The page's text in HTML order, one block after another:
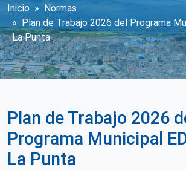
Sobrescribir enlaces de
Inicio
Normas
Plan de Trabajo 2026 del Programa
La Punta
Plan de Trabajo 2026
Programa Municipal
La Punta